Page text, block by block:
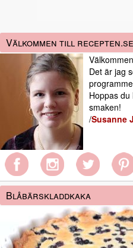
Välkommen till recepten.se
Det är jag
Hoppas
smaken!
/Susanne
Blåbärskladdkaka